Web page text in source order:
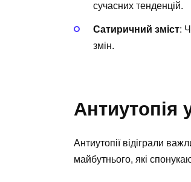
сучасних тенденцій.
Сатиричний зміст:
змін.
Антиутопія
Антиутопії відіграли
майбутнього, які